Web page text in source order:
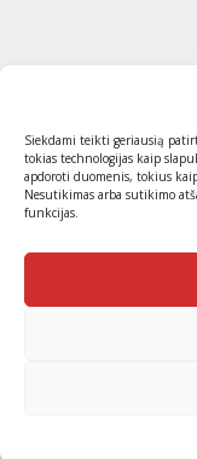
Siekdami teikti geriausią
tokias technologijas kaip
apdoroti duomenis, tokius
Nesutikimas arba sutikimo
funkcijas.